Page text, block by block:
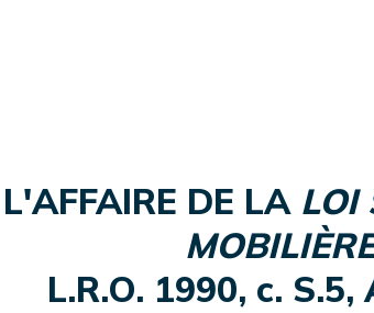
DE LA LOI
L.R.O. 1990, c. S.5,